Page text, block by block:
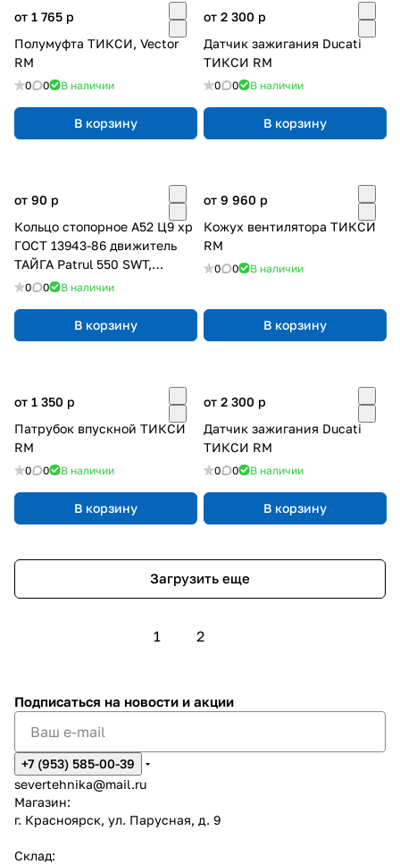
от 1 765 p
Полумуфта ТИКСИ, Vector
RM
0 0 В наличии
В корзину
от 2 300 p
Датчик зажигания Ducati
ТИКСИ RM
0 0 В наличии
В корзину
от 90 p
Кольцо стопорное A52 Ц9 хр
ГОСТ 13943-86 движитель
ТАЙГА Patrul 550 SWT,
ТИКСИ RM
0 0 В наличии
В корзину
от 9 960 p
Кожух вентилятора ТИКСИ
RM
0 0 В наличии
В корзину
от 1 350 p
Патрубок впускной ТИКСИ
RM
0 0 В наличии
В корзину
от 2 300 p
Датчик зажигания Ducati
ТИКСИ RM
0 0 В наличии
В корзину
Загрузить еще
1 2
Подписаться на новости и акции
+7 (953) 585-00-39
severtehnika@mail.ru
Магазин:
г. Красноярск, ул. Парусная, д. 9
Склад: